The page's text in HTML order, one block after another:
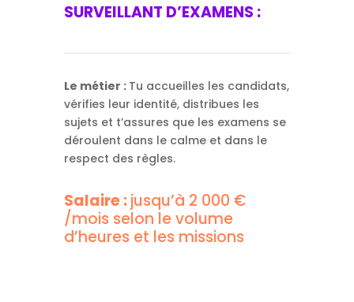
SURVEILLANT D’EXAMENS :
Le métier : Tu accueilles les candidats,
vérifies leur identité, distribues les
sujets et t’assures que les examens se
déroulent dans le calme et dans le
respect des règles.
Salaire :jusqu’à 2 000 €
/mois selon le volume
d’heures et les missions